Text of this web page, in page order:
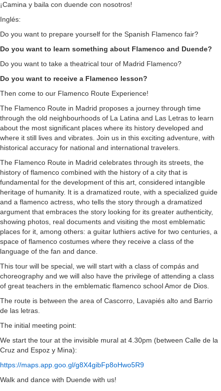
¡Camina y baila con duende con nosotros!
Inglés:
Do you want to prepare yourself for the Spanish Flamenco fair?
Do you want to learn something about Flamenco and Duende?
Do you want to take a theatrical tour of Madrid Flamenco?
Do you want to receive a Flamenco lesson?
Then come to our Flamenco Route Experience!
The Flamenco Route in Madrid proposes a journey through time
through the old neighbourhoods of La Latina and Las Letras to learn
about the most significant places where its history developed and
where it still lives and vibrates. Join us in this exciting adventure, with
historical accuracy for national and international travelers.
The Flamenco Route in Madrid celebrates through its streets, the
history of flamenco combined with the history of a city that is
fundamental for the development of this art, considered intangible
heritage of humanity. It is a dramatized route, with a specialized guide
and a flamenco actress, who tells the story through a dramatized
argument that embraces the story looking for its greater authenticity,
showing photos, real documents and visiting the most emblematic
places for it, among others: a guitar luthiers active for two centuries, a
space of flamenco costumes where they receive a class of the
language of the fan and dance.
This tour will be special, we will start with a class of compás and
choreography and we will also have the privilege of attending a class
of great teachers in the emblematic flamenco school Amor de Dios.
The route is between the area of Cascorro, Lavapiés alto and Barrio
de las letras.
The initial meeting point:
We start the tour at the invisible mural at 4.30pm (between Calle de la
Cruz and Espoz y Mina):
https://maps.app.goo.gl/g8X4gibFp8oHwo5R9
Walk and dance with Duende with us!